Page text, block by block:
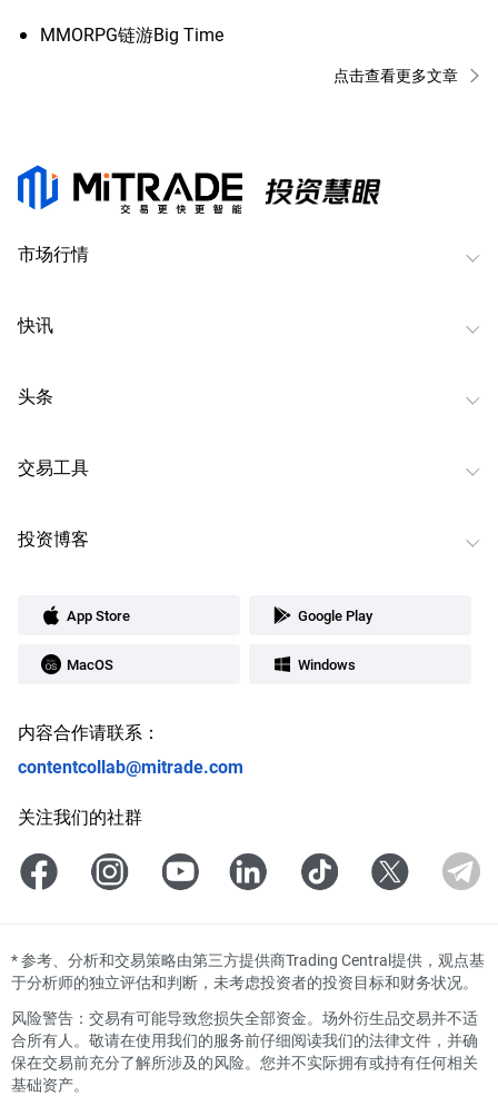
MMORPG链游Big Time
点击查看更多文章
市场行情
快讯
头条
交易工具
投资博客
App Store Google Play
MacOS Windows
内容合作请联系：
contentcollab@mitrade.com
关注我们的社群
*参考、分析和交易策略由第三方提供商Trading Central提供，观点基
于分析师的独立评估和判断，未考虑投资者的投资目标和财务状况。
风险警告：交易有可能导致您损失全部资金。场外衍生品交易并不适
合所有人。敬请在使用我们的服务前仔细阅读我们的法律文件，并确
保在交易前充分了解所涉及的风险。您并不实际拥有或持有任何相关
基础资产。